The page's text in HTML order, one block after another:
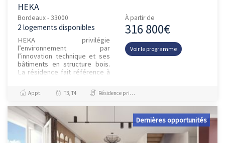
HEKA
Bordeaux - 33000
2 logements disponibles
HEKA privilégie
l’environnement par
l’innovation technique et ses
bâtiments en structure bois.
La résidence fait référence à
une façade minérale,
pérenne,...
À partir de
316 800€
Voir le programme
Appt. T3, T4 Résidence principale / PTZ
Dernières opportunités